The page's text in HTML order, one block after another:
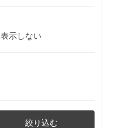
表示しない
絞り込む